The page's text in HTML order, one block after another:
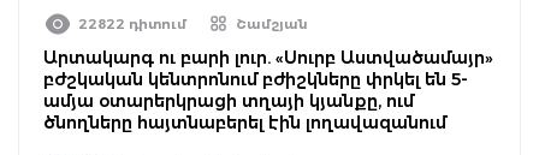
22822 դիտում Շամշյան
Արտակարգ ու բարի լուր. «Սուրբ Աստվածամայր»
բժշկական կենտրոնում բժիշկները փրկել են 5-
ամյա օտարերկրացի տղայի կյանքը, ում
ծնողները հայտնաբերել էին լողավազանում